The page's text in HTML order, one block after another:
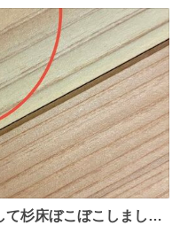
杉床ぼこぼこしまし
こぼこ自分じゃなく